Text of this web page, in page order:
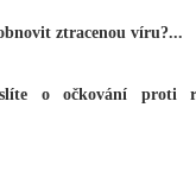
ztracenou víru?...
o očkování proti